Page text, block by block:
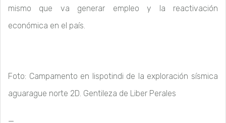
mismo que va generar empleo y la reactivación
económica en el país.
Foto: Campamento en Iispotindi de la exploración sísmica
aguarague norte 2D. Gentileza de Liber Perales
_